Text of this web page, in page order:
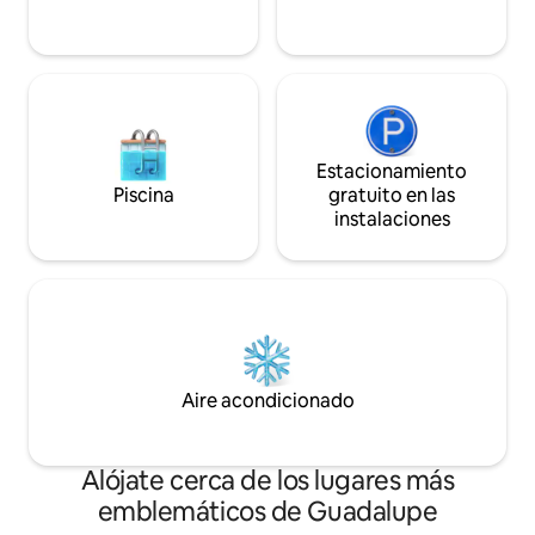
Piscina
Estacionamiento
gratuito en las
instalaciones
Aire acondicionado
Alójate cerca de los lugares más
emblemáticos de Guadalupe